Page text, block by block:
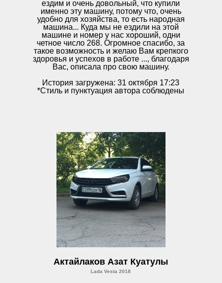
ездим и очень довольный, что купили
именно эту машину, потому что, очень
удобно для хозяйства, то есть народная
машина... Куда мы не ездили на этой
машине и номер у нас хороший, одни
четное число 268. Огромное спасибо, за
такое возможность и желаю Вам крепкого
здоровья и успехов в работе ..., благодаря
Вас, описала про свою машину.
История загружена: 31 октября 17:23
*Стиль и пунктуация автора соблюдены
Актайлаков Азат Куатулы
Lada Vesta 2018